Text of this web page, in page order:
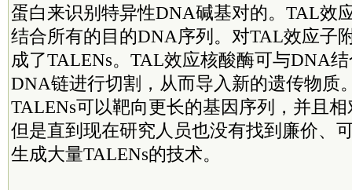
蛋白来识别特异性DNA碱基对的。TAL效
结合所有的目的DNA序列。对TAL效应子
成了TALENs。TAL效应核酸酶可与DNA
DNA链进行切割，从而导入新的遗传物质
TALENs可以靶向更长的基因序列，并且
但是直到现在研究人员也没有找到廉价、
生成大量TALENs的技术。